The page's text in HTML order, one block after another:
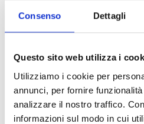
Consenso Dettagli
Questo sito web utilizza i
Utilizziamo i cookie per
annunci, per fornire
analizzare il nostro traffico.
informazioni sul modo in cui
Passando da musica a
programma coinvolge un
I Mercantidarte
“COME LO FECI!”